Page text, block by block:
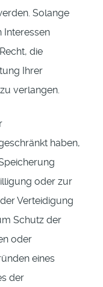
Solange
Interessen
die
Ihrer
verlangen.
haben,
oder zur
Verteidigung
Schutz der
oder
eines
der